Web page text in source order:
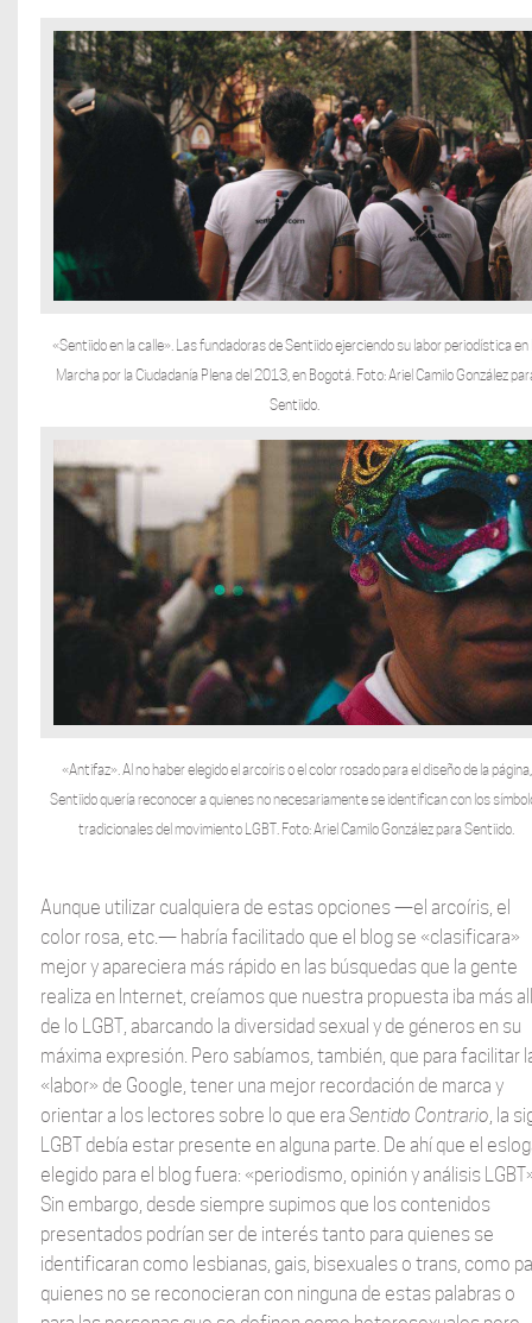
«Sentiido en la calle». Las fundadoras de Sentiido ejerciendo su labor periodística en
Marcha por la Ciudadanía Plena del 2013, en Bogotá. Foto: Ariel Camilo González
Sentiido.
«Antifaz». Al no haber elegido el arcoíris o el color rosado para el diseño de la página,
Sentiido quería reconocer a quienes no necesariamente se identifican con los
tradicionales del movimiento LGBT. Foto: Ariel Camilo González para Sentiido.
Aunque utilizar cualquiera de estas opciones —el arcoíris, el
color rosa, etc.— habría facilitado que el blog se «clasificara»
mejor y apareciera más rápido en las búsquedas que la gente
realiza en Internet, creíamos que nuestra propuesta iba más
de lo LGBT, abarcando la diversidad sexual y de géneros en su
máxima expresión. Pero sabíamos, también, que para facilitar
«labor» de Google, tener una mejor recordación de marca y
orientar a los lectores sobre lo que era Sentido Contrario , la
LGBT debía estar presente en alguna parte. De ahí que el
elegido para el blog fuera: «periodismo, opinión y análisis
Sin embargo, desde siempre supimos que los contenidos
presentados podrían ser de interés tanto para quienes se
identificaran como lesbianas, gais, bisexuales o trans, como
quienes no se reconocieran con ninguna de estas palabras o